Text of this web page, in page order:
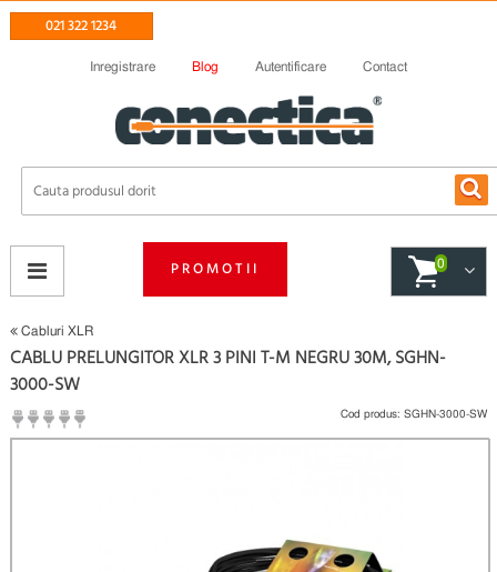
021 322 1234
Inregistrare Blog Autentificare Contact
PROMOTII 0
Cabluri XLR
CABLU PRELUNGITOR XLR 3 PINI T-M NEGRU 30M, SGHN-
3000-SW
(
Cod produs: SGHN-3000-SW